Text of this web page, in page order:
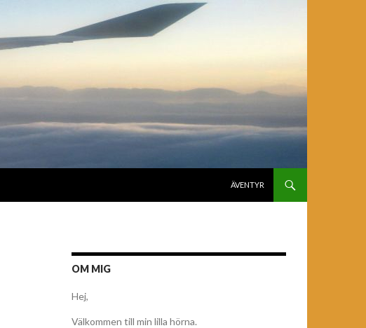
ÄVENTYR
OM MIG
Hej,
Välkommen till min lilla hörna.